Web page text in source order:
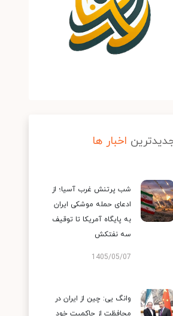
اخبار ها
شب پرتنش غرب آسیا؛ از
ادعای حمله موشکی ایران
به پایگاه آمریکا تا توقیف
سه نفتکش
1405/05/07
وانگ یی: چین از ایران در
محافظت از حاکمیت خود